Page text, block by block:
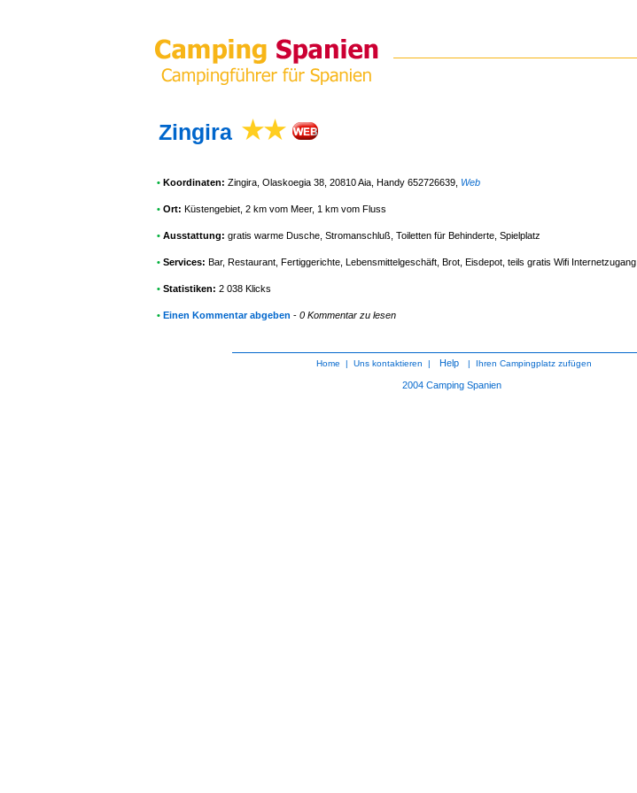
Zingira
• Koordinaten: Zingira , Olaskoegia 38, 20810 Aia, Handy 652726639 Web
• Ort: Küstengebiet, 2 km vom Meer, 1 km vom Fluss
• Ausstattung: gratis warme Dusche, Stromanschluß, Toiletten für Behinderte, Spielplatz
• Services: Bar, Restaurant, Fertiggerichte, Lebensmittelgeschäft, Brot, Eisdepot, teils gratis Wifi Internetzugang
• Statistiken: 2 038 Klicks
• Einen Kommentar abgeben - 0 Kommentar zu lesen
Home | Uns kontaktieren | Help | Ihren Campingplatz zufügen
2004 Camping Spanien